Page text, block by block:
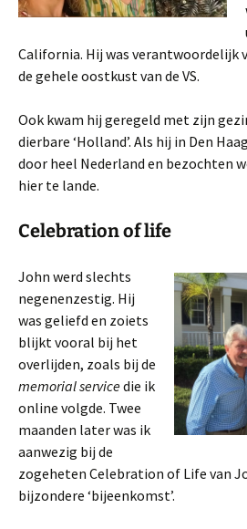
California. Hij was verantwoordelijk
de gehele oostkust van de VS.
Ook kwam hij geregeld met zijn
dierbare ‘Holland’. Als hij in Den
door heel Nederland en bezochten
hier te lande.
Celebration of life
John werd slechts
negenenzestig. Hij
was geliefd en zoiets
blijkt vooral bij het
overlijden, zoals bij de
memorial servicedie ik
online volgde. Twee
maanden later was ik
aanwezig bij de
zogeheten Celebration of Life van
bijzondere ‘bijeenkomst’.